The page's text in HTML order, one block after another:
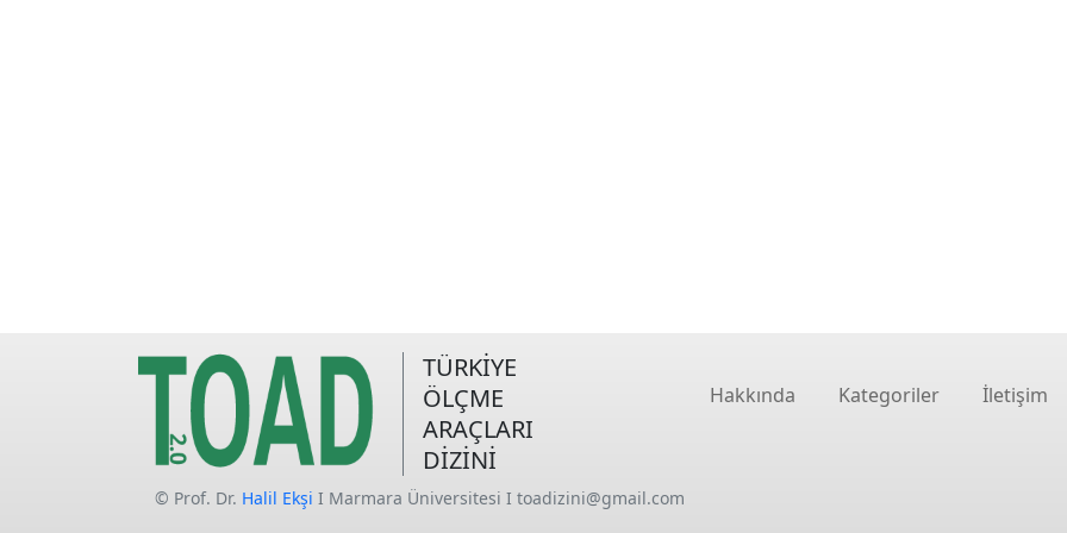
TÜRKİYE
ÖLÇME
ARAÇLARI
DİZİNİ
Hakkında Kategoriler İletişim
© Prof. Dr. Halil Ekşi I Marmara Üniversitesi I toadizini@gmail.com